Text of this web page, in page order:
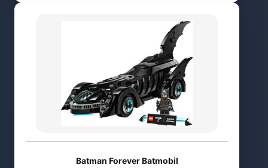
Batman Forever Batmobil